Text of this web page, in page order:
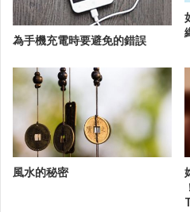
為手機充電時要避免的錯誤
風水的秘密